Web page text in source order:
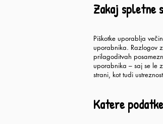
Zakaj spletne
Piškotke uporablja
uporabnika. Razlogov
prilagoditvah
uporabnika – saj se le
strani, kot tudi
Katere